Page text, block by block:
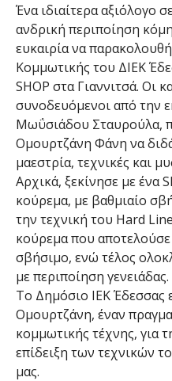
Ένα ιδιαίτερα αξιόλογο
ανδρική περιποίηση
ευκαιρία να
Κομμωτικής του ΔΙΕΚ
SHOP στα Γιαννιτσά. Οι
συνοδευόμενοι από την
Μωΰσιάδου Σταυρούλα,
Ομουρτζάνη Φάνη να
μαεστρία, τεχνικές και
Αρχικά, ξεκίνησε με ένα
κούρεμα, με βαθμιαίο
την τεχνική του Hard
κούρεμα που
σβήσιμο, ενώ τέλος
με περιποίηση γενειάδας.
Το Δημόσιο ΙΕΚ Έδεσσας
Ομουρτζάνη, έναν
κομμωτικής τέχνης, για
επίδειξη των τεχνικών
μας.